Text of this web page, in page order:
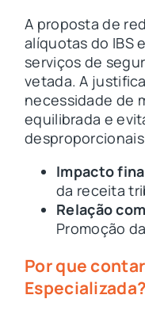
A proposta de
alíquotas do IBS
serviços de
vetada. A
necessidade de
equilibrada e
Impacto
da receita
Relação
Promoção
Por que
Especializada?